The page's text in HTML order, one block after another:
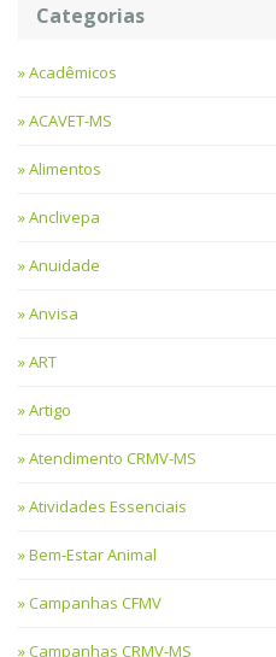
Categorias
Acadêmicos
ACAVET-MS
Alimentos
Anclivepa
Anuidade
Anvisa
ART
Artigo
Atendimento CRMV-MS
Atividades Essenciais
Bem-Estar Animal
Campanhas CFMV
Campanhas CRMV-MS